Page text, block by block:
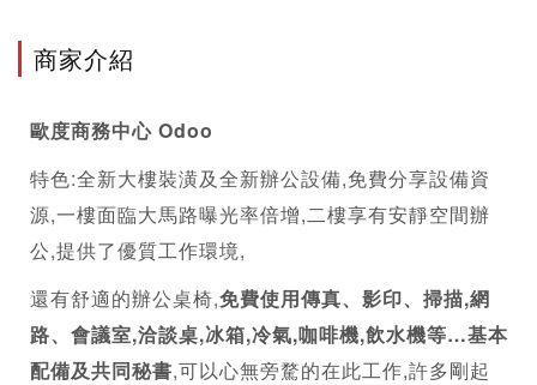
商家介紹
歐度商務中心 Odoo
特色:全新大樓裝潢及全新辦公設備,免費分享設備資
源,一樓面臨大馬路曝光率倍增,二樓享有安靜空間辦
公,提供了優質工作環境,
還有舒適的辦公桌椅,免費使用傳真、影印、掃描,網
路、會議室,洽談桌,冰箱,冷氣,咖啡機,飲水機等…基本
配備及共同秘書,可以心無旁騖的在此工作,許多剛起